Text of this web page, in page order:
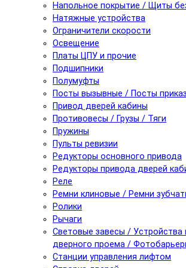
Напольное покрытие / Щиты
Натяжные устройства
Ограничители скорости
Освещение
Платы ЦПУ и прочие
Подшипники
Полумуфты
Посты вызывные / Посты
Привод дверей кабины
Противовесы / Грузы / Тяги
Пружины
Пульты ревизии
Редукторы основного привода
Редукторы привода дверей
Реле
Ремни клиновые / Ремни
Ролики
Рычаги
Световые завесы / Устройства
дверного проема /
Станции управления лифтом